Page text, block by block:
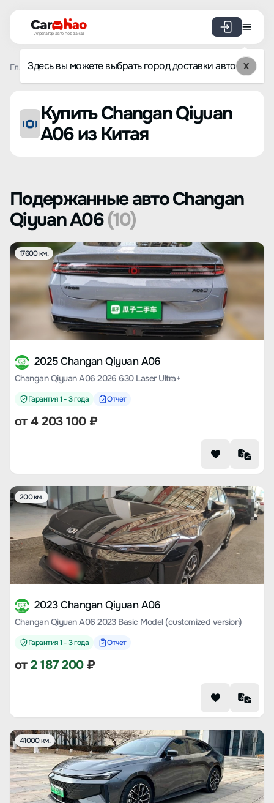
Агрегатор авто под заказ
Здесь вы можете выбрать город доставки авто X
Главная Список брендов Changan Qiyuan A06
Купить Changan Qiyuan
A06 из Китая
Подержанные авто Changan
Qiyuan A06(10)
17600 км.
2025 Changan Qiyuan A06
Changan Qiyuan A06 2026 630 Laser Ultra+
Гарантия 1 - 3 года Отчет
от4 203 100₽
200 км.
2023 Changan Qiyuan A06
Changan Qiyuan A06 2023 Basic Model (customized version)
Гарантия 1 - 3 года Отчет
от2 187 200₽
41000 км.